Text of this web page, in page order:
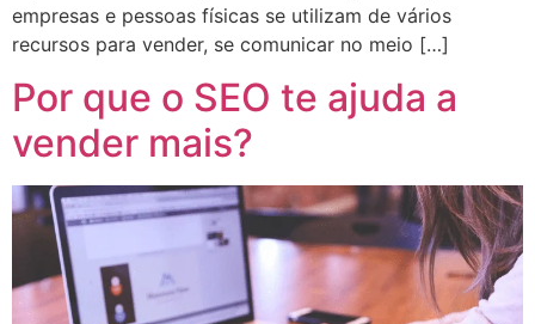
empresas e pessoas físicas se utilizam de vários
recursos para vender, se comunicar no meio […]
Por que o SEO te ajuda a
vender mais?